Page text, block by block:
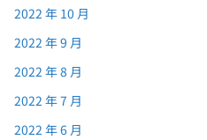
2022 年 10 月
2022 年 9 月
2022 年 8 月
2022 年 7 月
2022 年 6 月